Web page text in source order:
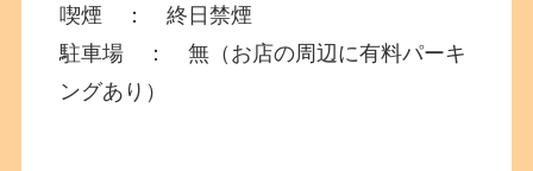
喫煙 ： 終日禁煙
駐車場 ： 無（お店の周辺に有料パーキ
ングあり）